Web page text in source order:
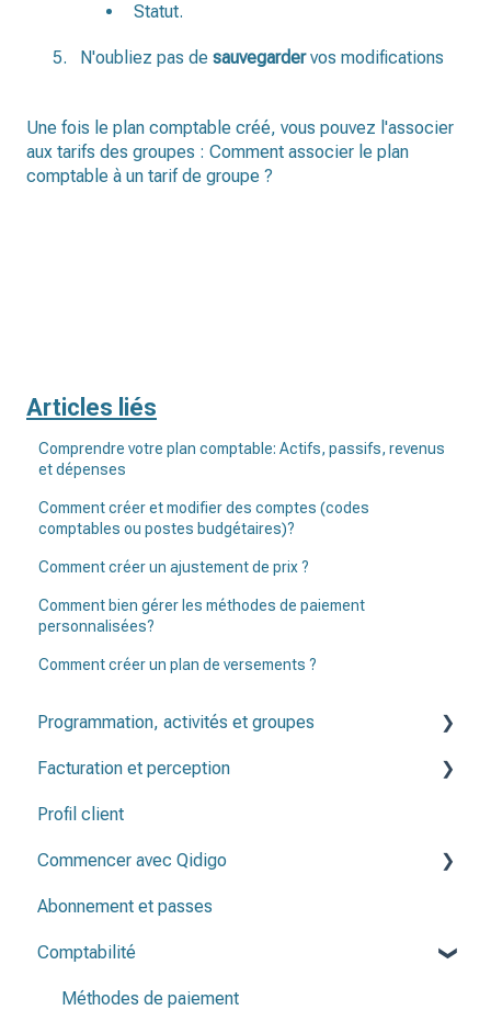
Statut.
N'oubliez pas de sauvegardervos modifications
Une fois le plan comptable créé, vous pouvez l'associer
aux tarifs des groupes : Comment associer le plan
comptable à un tarif de groupe ?
Articles liés
Comprendre votre plan comptable: Actifs, passifs, revenus
et dépenses
Comment créer et modifier des comptes (codes
comptables ou postes budgétaires)?
Comment créer un ajustement de prix ?
Comment bien gérer les méthodes de paiement
personnalisées?
Comment créer un plan de versements ?
Programmation, activités et groupes
Programmation
Groupes
Activités
Périodes d'inscription
Listes de présence
Facturation et perception
Factures
Note de crédit & remboursement
Profil client
Commencer avec Qidigo
Créer une programmation
Avant de publier ma programmation
Abonnement et passes
Comptabilité
Méthodes de paiement